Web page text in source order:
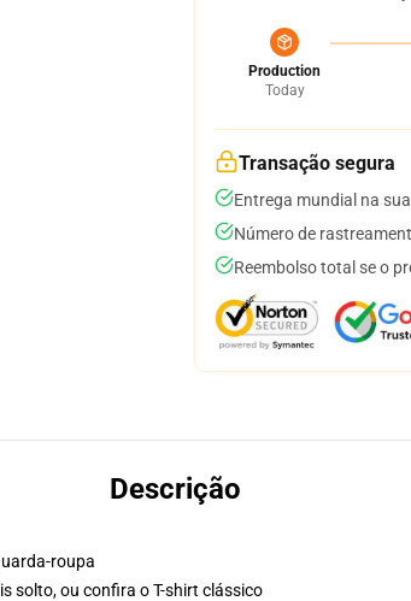
Production
Today
Transação segura
Entrega mundial na
Número de
Reembolso total se o
Descrição
roupa
solto, ou confira o T-shirt clássico